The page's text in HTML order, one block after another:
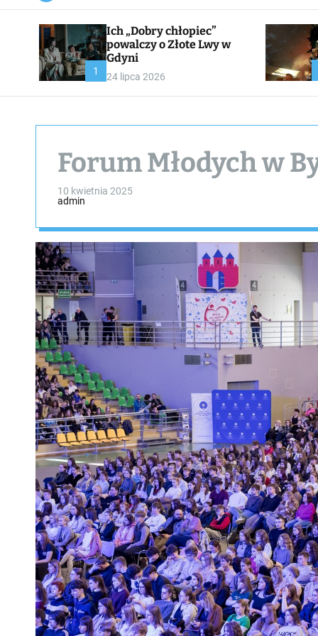
a
a
s
W
i
t
1
Ich „Dobry chłopiec”
powalczy o Złote Lwy w
Gdyni
24 lipca 2026
Forum Młodych w
10 kwietnia 2025
admin